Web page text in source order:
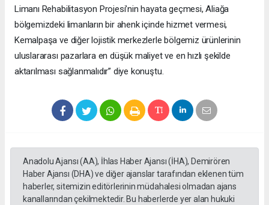
Limanı Rehabilitasyon Projesi’nin hayata geçmesi, Aliağa
bölgemizdeki limanların bir ahenk içinde hizmet vermesi,
Kemalpaşa ve diğer lojistik merkezlerle bölgemiz ürünlerinin
uluslararası pazarlara en düşük maliyet ve en hızlı şekilde
aktarılması sağlanmalıdır” diye konuştu.
Anadolu Ajansı (AA), İhlas Haber Ajansı (İHA), Demirören
Haber Ajansı (DHA) ve diğer ajanslar tarafından eklenen tüm
haberler, sitemizin editörlerinin müdahalesi olmadan ajans
kanallarından çekilmektedir. Bu haberlerde yer alan hukuki